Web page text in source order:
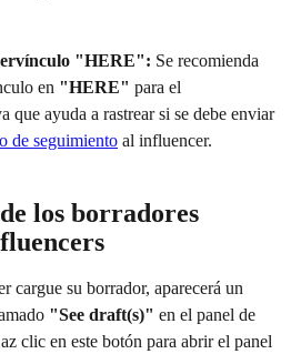
"HERE": Se recomienda
en "HERE" para el
que ayuda a rastrear si se debe enviar
de seguimiento al influencer.
los borradores
cargue su borrador, aparecerá un
"See draft(s)" en el panel de
clic en este botón para abrir el panel